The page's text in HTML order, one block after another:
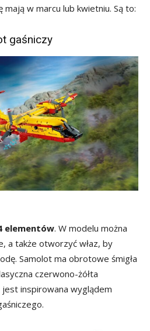
w marcu lub kwietniu. Są to:
gaśniczy
elementów. W modelu można
a także otworzyć właz, by
Samolot ma obrotowe śmigła
czerwono-żółta
inspirowana wyglądem